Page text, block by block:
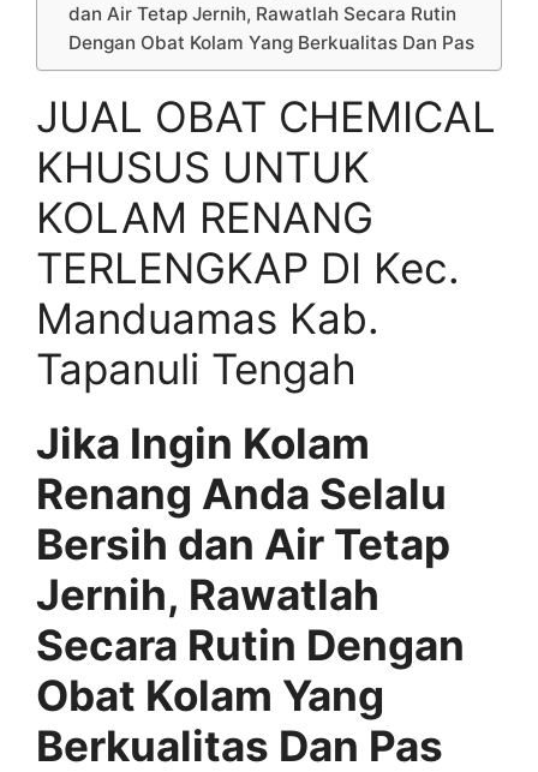
dan Air Tetap Jernih, Rawatlah Secara Rutin
Dengan Obat Kolam Yang Berkualitas Dan Pas
JUAL OBAT CHEMICAL
KHUSUS UNTUK
KOLAM RENANG
TERLENGKAP DI Kec.
Manduamas Kab.
Tapanuli Tengah
Jika Ingin Kolam
Renang Anda Selalu
Bersih dan Air Tetap
Jernih, Rawatlah
Secara Rutin Dengan
Obat Kolam Yang
Berkualitas Dan Pas